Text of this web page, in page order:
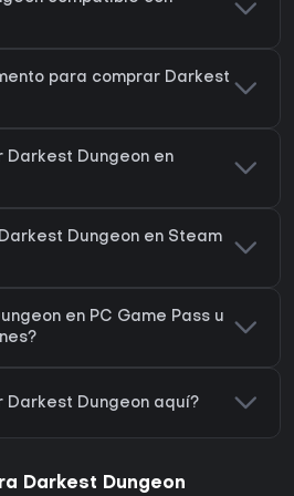
para comprar Darkest
Darkest Dungeon en
Dungeon en Steam
en PC Game Pass u
Darkest Dungeon aquí?
Darkest Dungeon